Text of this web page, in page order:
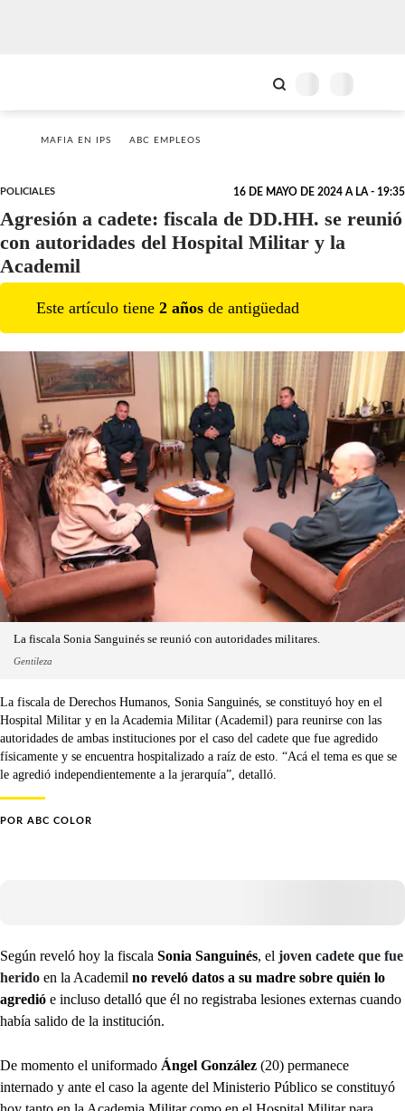
MAFIA EN IPS ABC EMPLEOS
POLICIALES 16 DE MAYO DE 2024 A LA - 19:35
Agresión a cadete: fiscala de DD.HH. se reunió
con autoridades del Hospital Militar y la
Academil
Este artículo tiene 2 años de antigüedad
La fiscala Sonia Sanguinés se reunió con autoridades militares.
Gentileza
La fiscala de Derechos Humanos, Sonia Sanguinés, se constituyó hoy en el
Hospital Militar y en la Academia Militar (Academil) para reunirse con las
autoridades de ambas instituciones por el caso del cadete que fue agredido
físicamente y se encuentra hospitalizado a raíz de esto. “Acá el tema es que se
le agredió independientemente a la jerarquía”, detalló.
POR ABC COLOR
Según reveló hoy la fiscala Sonia Sanguinés, el joven cadete que fue
herido en la Academil no reveló datos a su madre sobre quién lo
agredió e incluso detalló que él no registraba lesiones externas cuando
había salido de la institución.
De momento el uniformado Ángel González (20) permanece
internado y ante el caso la agente del Ministerio Público se constituyó